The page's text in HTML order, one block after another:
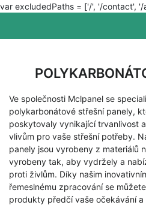
var excludedPaths = ['/', '/contact',
Ve společnosti Mclpanel se
polykarbonátové střešní panely,
poskytovaly vynikající trvanlivost
vlivům pro vaše střešní potřeby.
panely jsou vyrobeny z materiálů
vyrobeny tak, aby vydržely a
proti živlům. Díky našim
řemeslnému zpracování se
produkty předčí vaše očekávání